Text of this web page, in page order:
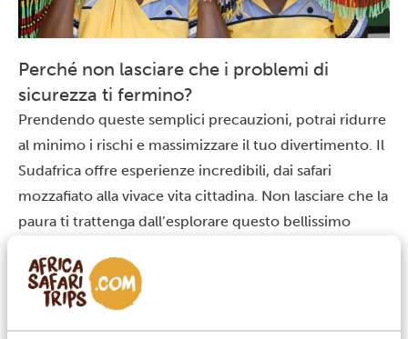
Perché non lasciare che i problemi di
sicurezza ti fermino?
Prendendo queste semplici precauzioni, potrai ridurre
al minimo i rischi e massimizzare il tuo divertimento. Il
Sudafrica offre esperienze incredibili, dai safari
mozzafiato alla vivace vita cittadina. Non lasciare che la
paura ti trattenga dall’esplorare questo bellissimo
Ricorda che ogni anno migliaia di viaggiatori visitano il
Sudafrica e vivono esperienze meravigliose.